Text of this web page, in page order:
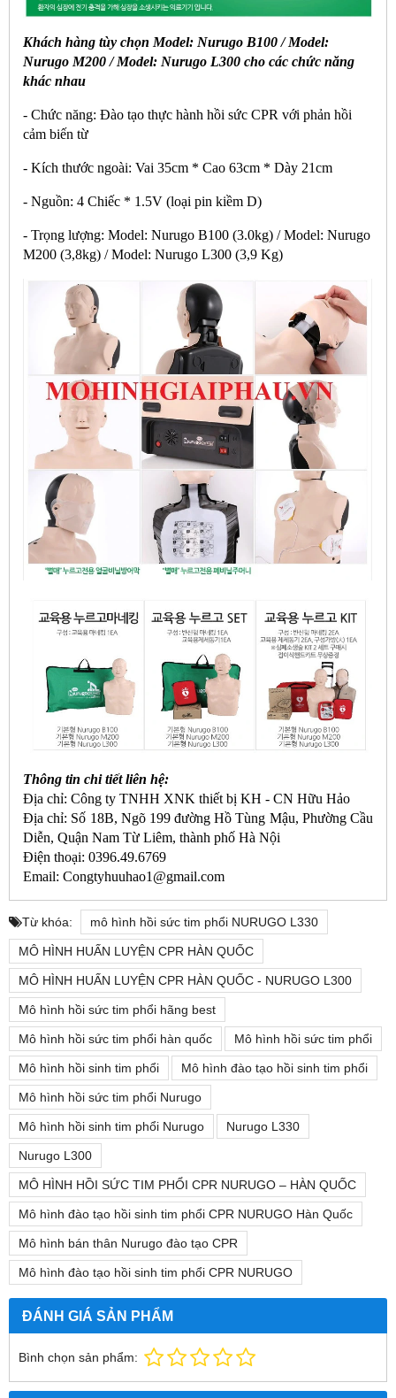
Khách hàng tùy chọn Model: Nurugo B100 / Model:
Nurugo M200 / Model: Nurugo L300 cho các chức năng
khác nhau
- Chức năng: Đào tạo thực hành hồi sức CPR với phản hồi
cảm biến từ
- Kích thước ngoài: Vai 35cm * Cao 63cm * Dày 21cm
- Nguồn: 4 Chiếc * 1.5V (loại pin kiềm D)
- Trọng lượng: Model: Nurugo B100 (3.0kg) / Model: Nurugo
M200 (3,8kg) / Model: Nurugo L300 (3,9 Kg)
Thông tin chi tiết liên hệ:
Địa chỉ: Công ty TNHH XNK thiết bị KH - CN Hữu Hảo
Địa chỉ: Số 18B, Ngõ 199 đường Hồ Tùng Mậu, Phường Cầu
Diễn, Quận Nam Từ Liêm, thành phố Hà Nội
Điện thoại: 0396.49.6769
Email: Congtyhuuhao1@gmail.com
Từ khóa: mô hình hồi sức tim phổi NURUGO L330
MÔ HÌNH HUẤN LUYỆN CPR HÀN QUỐC
MÔ HÌNH HUẤN LUYỆN CPR HÀN QUỐC - NURUGO L300
Mô hình hồi sức tim phổi hãng best
Mô hình hồi sức tim phổi hàn quốc Mô hình hồi sức tim phổi
Mô hình hồi sinh tim phổi Mô hình đào tạo hồi sinh tim phổi
Mô hình hồi sức tim phổi Nurugo
Mô hình hồi sinh tim phổi Nurugo Nurugo L330
Nurugo L300
MÔ HÌNH HỒI SỨC TIM PHỔI CPR NURUGO – HÀN QUỐC
Mô hình đào tạo hồi sinh tim phổi CPR NURUGO Hàn Quốc
Mô hình bán thân Nurugo đào tạo CPR
Mô hình đào tạo hồi sinh tim phổi CPR NURUGO
ĐÁNH GIÁ SẢN PHẨM
Bình chọn sản phẩm: